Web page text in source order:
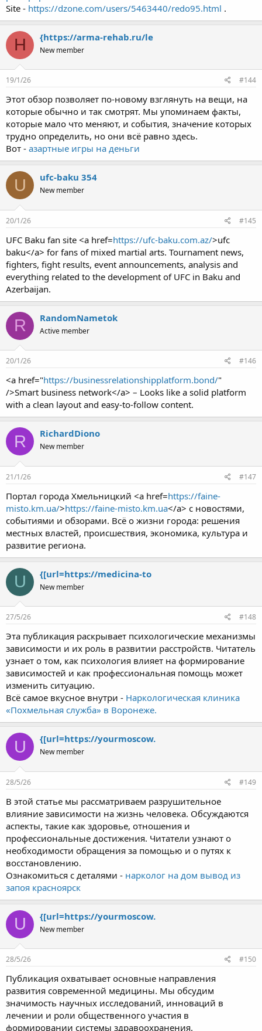
Site - https://dzone.com/users/5463440/redo95.html .
H {https://arma-rehab.ru/le
New member
19/1/26 #144
Этот обзор позволяет по-новому взглянуть на вещи, на
которые обычно и так смотрят. Мы упоминаем факты,
которые мало что меняют, и события, значение которых
трудно определить, но они всё равно здесь.
Вот - азартные игры на деньги
U ufc-baku 354
New member
20/1/26 #145
UFC Baku fan site <a href=https://ufc-baku.com.az/>ufc
baku</a> for fans of mixed martial arts. Tournament news,
fighters, fight results, event announcements, analysis and
everything related to the development of UFC in Baku and
Azerbaijan.
R RandomNametok
Active member
20/1/26 #146
<a href="https://businessrelationshipplatform.bond/"
/>Smart business network</a> – Looks like a solid platform
with a clean layout and easy-to-follow content.
R RichardDiono
New member
21/1/26 #147
Портал города Хмельницкий <a href=https://faine-
misto.km.ua/>https://faine-misto.km.ua</a> с новостями,
событиями и обзорами. Всё о жизни города: решения
местных властей, происшествия, экономика, культура и
развитие региона.
U {[url=https://medicina-to
New member
27/5/26 #148
Эта публикация раскрывает психологические механизмы
зависимости и их роль в развитии расстройств. Читатель
узнает о том, как психология влияет на формирование
зависимостей и как профессиональная помощь может
изменить ситуацию.
Всё самое вкусное внутри - Наркологическая клиника
«Похмельная служба» в Воронеже.
U {[url=https://yourmoscow.
New member
28/5/26 #149
В этой статье мы рассматриваем разрушительное
влияние зависимости на жизнь человека. Обсуждаются
аспекты, такие как здоровье, отношения и
профессиональные достижения. Читатели узнают о
необходимости обращения за помощью и о путях к
восстановлению.
Ознакомиться с деталями - нарколог на дом вывод из
запоя красноярск
U {[url=https://yourmoscow.
New member
28/5/26 #150
Публикация охватывает основные направления
развития современной медицины. Мы обсудим
значимость научных исследований, инноваций в
лечении и роли общественного участия в
формировании системы здравоохранения.